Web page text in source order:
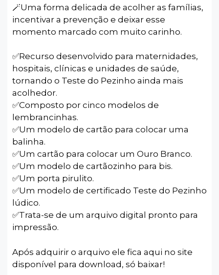
🪄Uma forma delicada de acolher as famílias,
incentivar a prevenção e deixar esse
momento marcado com muito carinho.
✅️Recurso desenvolvido para maternidades,
hospitais, clínicas e unidades de saúde,
tornando o Teste do Pezinho ainda mais
acolhedor.
✅️Composto por cinco modelos de
lembrancinhas.
✅️Um modelo de cartão para colocar uma
balinha.
✅️Um cartão para colocar um Ouro Branco.
✅️Um modelo de cartãozinho para bis.
✅️Um porta pirulito.
✅️Um modelo de certificado Teste do Pezinho
lúdico.
✅️Trata-se de um arquivo digital pronto para
impressão.
Após adquirir o arquivo ele fica aqui no site
disponível para download, só baixar!